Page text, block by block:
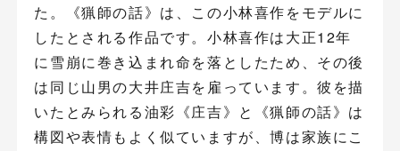
た。《猟師の話》は、この小林喜作をモデルに
したとされる作品です。小林喜作は大正12年
に雪崩に巻き込まれ命を落としたため、その後
は同じ山男の大井庄吉を雇っています。彼を描
いたとみられる油彩《庄吉》と《猟師の話》は
構図や表情もよく似ていますが、博は家族にこ